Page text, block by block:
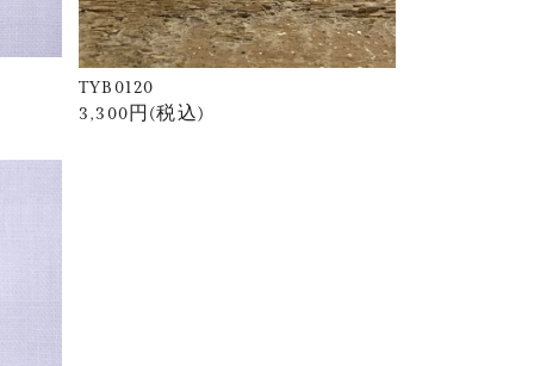
TYB0120
3,300円(税込)